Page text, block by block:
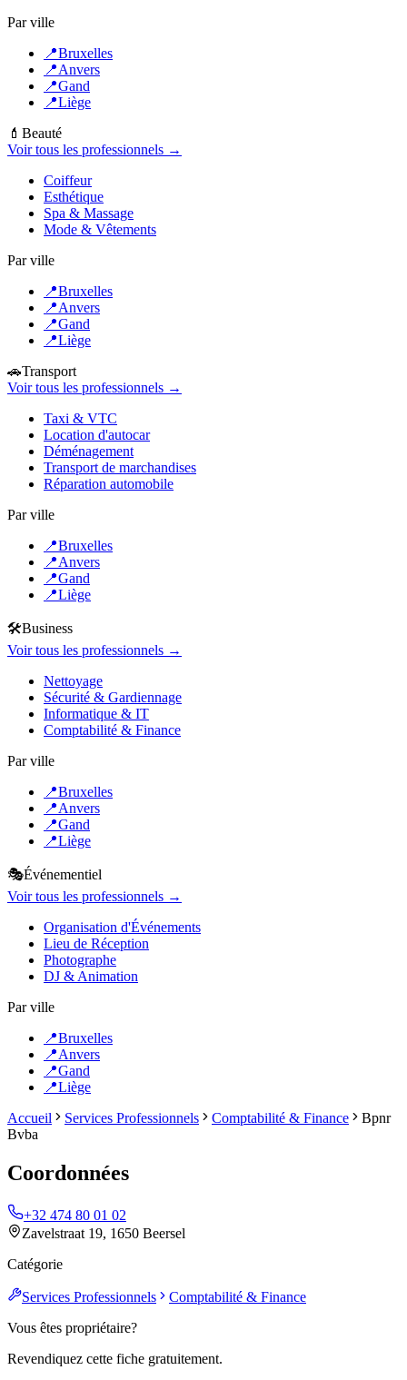
Par ville
📍Bruxelles
📍Anvers
📍Gand
📍Liège
💄 Beauté
Voir tous les professionnels →
Coiffeur
Esthétique
Spa & Massage
Mode & Vêtements
Par ville
📍Bruxelles
📍Anvers
📍Gand
📍Liège
🚗Transport
Voir tous les professionnels →
Taxi & VTC
Location d'autocar
Déménagement
Transport de marchandises
Réparation automobile
Par ville
📍Bruxelles
📍Anvers
📍Gand
📍Liège
🛠️Business
Voir tous les professionnels →
Nettoyage
Sécurité & Gardiennage
Informatique & IT
Comptabilité & Finance
Par ville
📍Bruxelles
📍Anvers
📍Gand
📍Liège
🎭Événementiel
Voir tous les professionnels →
Organisation d'Événements
Lieu de Réception
Photographe
DJ & Animation
Par ville
📍Bruxelles
📍Anvers
📍Gand
📍Liège
Accueil
Services Professionnels Comptabilité & Finance
Bpnr
Bvba
Coordonnées
+32 474 80 01 02
Zavelstraat 19, 1650 Beersel
Catégorie
Services Professionnels
Comptabilité & Finance
Vous êtes propriétaire?
Revendiquez cette fiche gratuitement.